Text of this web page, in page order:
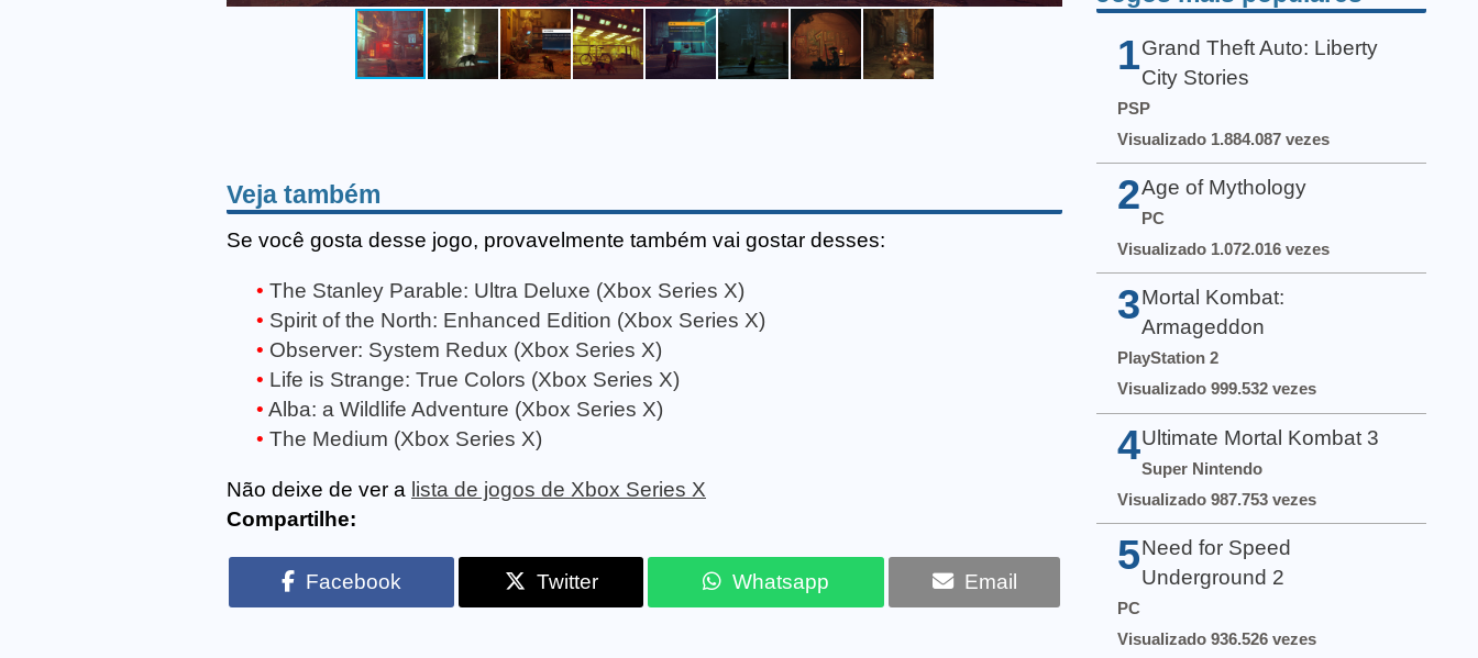
Veja também
Se você gosta desse jogo, provavelmente também vai gostar desses:
The Stanley Parable: Ultra Deluxe (Xbox Series X)
Spirit of the North: Enhanced Edition (Xbox Series X)
Observer: System Redux (Xbox Series X)
Life is Strange: True Colors (Xbox Series X)
Alba: a Wildlife Adventure (Xbox Series X)
The Medium (Xbox Series X)
Não deixe de ver a lista de jogos de Xbox Series X
Compartilhe:
Facebook Twitter Whatsapp Email
1 Grand Theft Auto: Liberty
City Stories
PSP
Visualizado 1.884.087 vezes
2Age of Mythology
PC
Visualizado 1.072.016 vezes
3 Mortal Kombat:
Armageddon
PlayStation 2
Visualizado 999.532 vezes
4 Ultimate Mortal Kombat 3
Super Nintendo
Visualizado 987.753 vezes
5 Need for Speed
Underground 2
PC
Visualizado 936.526 vezes